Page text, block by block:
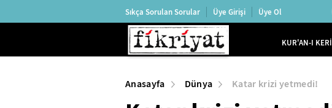
Sıkça Sorulan Sorular Üye Girişi Üye Ol
KUR'AN-I
Anasayfa Dünya Katar krizi yetmedi!